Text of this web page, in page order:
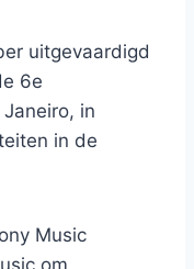
uitgevaardigd
6e
in
in de
Music